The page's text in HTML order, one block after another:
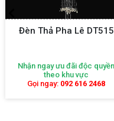
Đèn Thả Pha Lê DT515
Nhận ngay ưu đãi độc quyền
theo khu vực
Gọi ngay: 092 616 2468